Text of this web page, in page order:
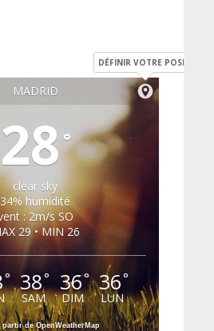
MADRID
DÉFINIR VOTRE POSITION
28°
clear sky
34% humidité
: 2m/s SO
29 • MIN 26
° 38°
SAM
36°
DIM
36°
LUN
partir de OpenWeatherMap